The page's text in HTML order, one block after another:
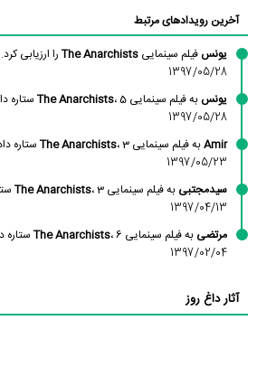
آخرین رویدادهای مرتبط
یونس فیلم سینمایی The Anarchists را ارزیابی کرد.
1397/05/28
یونس به فیلم سینمایی The Anarchists، 5 ستاره داد.
1397/05/28
Amirبه فیلم سینمایی The Anarchists، 3 ستاره داد.
1397/05/23
سیدمجتبی به فیلم سینمایی The Anarchists، 3 ستاره داد.
1397/04/13
مرتضی به فیلم سینمایی The Anarchists، 6 ستاره داد.
1397/02/04
آثار داغ روز